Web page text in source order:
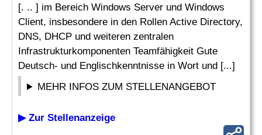
[. .. ] im Bereich Windows Server und Windows
Client, insbesondere in den Rollen Active Directory,
DNS, DHCP und weiteren zentralen
Infrastrukturkomponenten Teamfähigkeit Gute
Deutsch- und Englischkenntnisse in Wort und [...]
MEHR INFOS ZUM STELLENANGEBOT
▶ Zur Stellenanzeige